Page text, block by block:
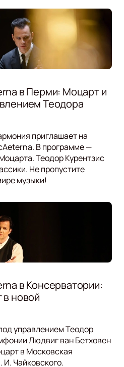
в Перми: Моцарт и
Теодора
приглашает на
В программе —
Теодор Курентзис
Не пропустите
музыки!
в Консерватории:
новой
управлением Теодор
Людвиг ван Бетховен
в Московская
И. Чайковского.